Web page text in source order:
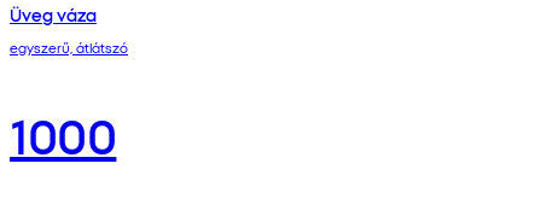
Üveg váza
egyszerű, átlátszó
1000